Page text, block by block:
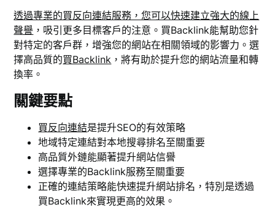
透過專業的買反向連結服務，您可以快速建立強大的線上
聲譽 ，吸引更多目標客戶的注意。買Backlink能幫助您針
對特定的客戶群，增強您的網站在相關領域的影響力。選
擇高品質的買Backlink ，將有助於提升您的網站流量和轉
換率。
關鍵要點
買反向連結是提升SEO的有效策略
地域特定連結對本地搜尋排名至關重要
高品質外鏈能顯著提升網站信譽
選擇專業的Backlink服務至關重要
正確的連結策略能快速提升網站排名，特別是透過
買Backlink來實現更高的效果。